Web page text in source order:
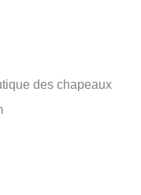
des chapeaux